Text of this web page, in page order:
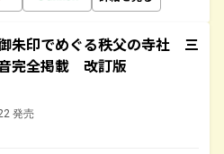
朱印でめぐる秩父の寺社 三
完全掲載 改訂版
発売